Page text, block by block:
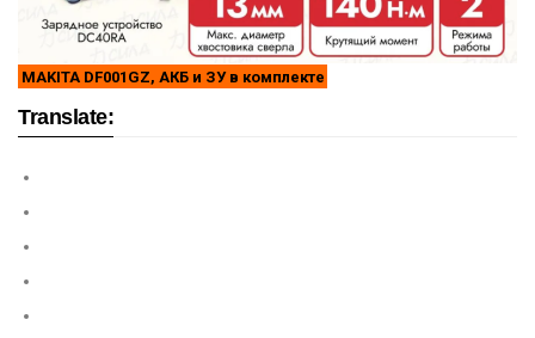
MAKITA DF001GZ, АКБ и ЗУ в комплекте
Translate: